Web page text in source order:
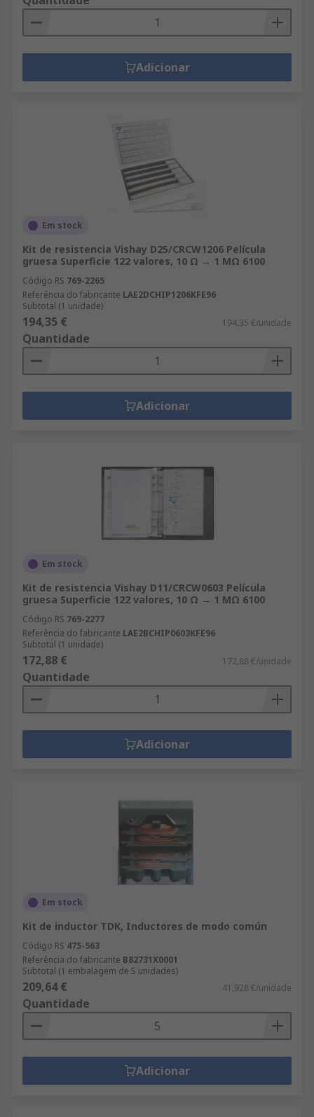
Adicionar
Em stock
Kit de resistencia Vishay D25/CRCW1206 Película
gruesa Superficie 122 valores, 10 Ω → 1 MΩ 6100
Código RS 769-2265
Referência do fabricante LAE2DCHIP1206KFE96
Subtotal (1 unidade)
194,35 € 194,35 €/unidade
Quantidade
Adicionar
Em stock
Kit de resistencia Vishay D11/CRCW0603 Película
gruesa Superficie 122 valores, 10 Ω → 1 MΩ 6100
Código RS 769-2277
Referência do fabricante LAE2BCHIP0603KFE96
Subtotal (1 unidade)
172,88 € 172,88 €/unidade
Quantidade
Adicionar
Em stock
Kit de inductor TDK, Inductores de modo común
Código RS 475-563
Referência do fabricante B82731X0001
Subtotal (1 embalagem de 5 unidades)
209,64 € 41,928 €/unidade
Quantidade
Adicionar